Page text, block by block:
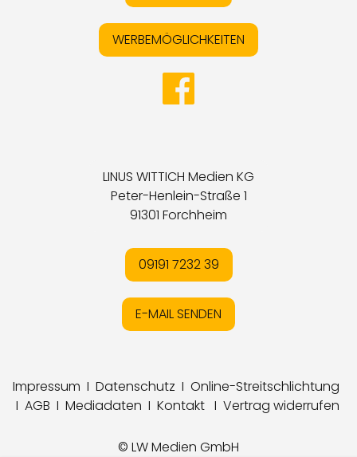
WERBEMÖGLICHKEITEN
LINUS WITTICH Medien KG
Peter-Henlein-Straße 1
91301 Forchheim
09191 7232 39
E-MAIL SENDEN
Impressum I Datenschutz I Online-Streitschlichtung
I AGB I Mediadaten I Kontakt I Vertrag widerrufen
© LW Medien GmbH